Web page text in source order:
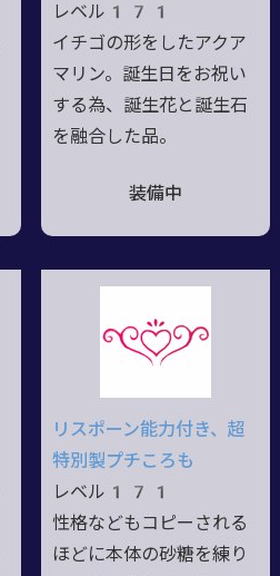
レベル171
イチゴの形をしたアクア
マリン。誕生日をお祝い
する為、誕生花と誕生石
を融合した品。
装備中
リスポーン能力付き、超
特別製プチころも
レベル171
性格などもコピーされる
ほどに本体の砂糖を練り